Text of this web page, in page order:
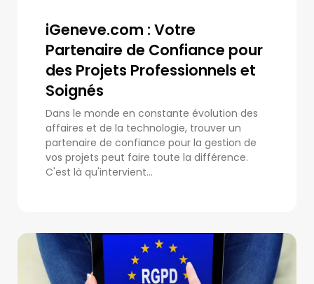
iGeneve.com : Votre
Partenaire de Confiance pour
des Projets Professionnels et
Soignés
Dans le monde en constante évolution des
affaires et de la technologie, trouver un
partenaire de confiance pour la gestion de
vos projets peut faire toute la différence.
C'est là qu'intervient...